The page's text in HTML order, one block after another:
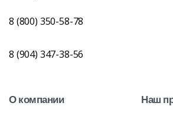
8 (800) 350-58-78
8 (904) 347-38-56
Окомпании Наш